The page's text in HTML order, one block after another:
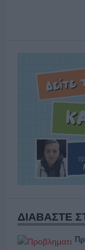
ΔΙΑΒΑΣΤΕ